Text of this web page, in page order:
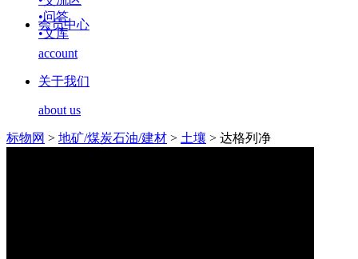
•问答
•文库
会员中心
account
关于我们
about us
标物网 > 地矿/煤炭石油/建材 > 土壤 > 达格列净